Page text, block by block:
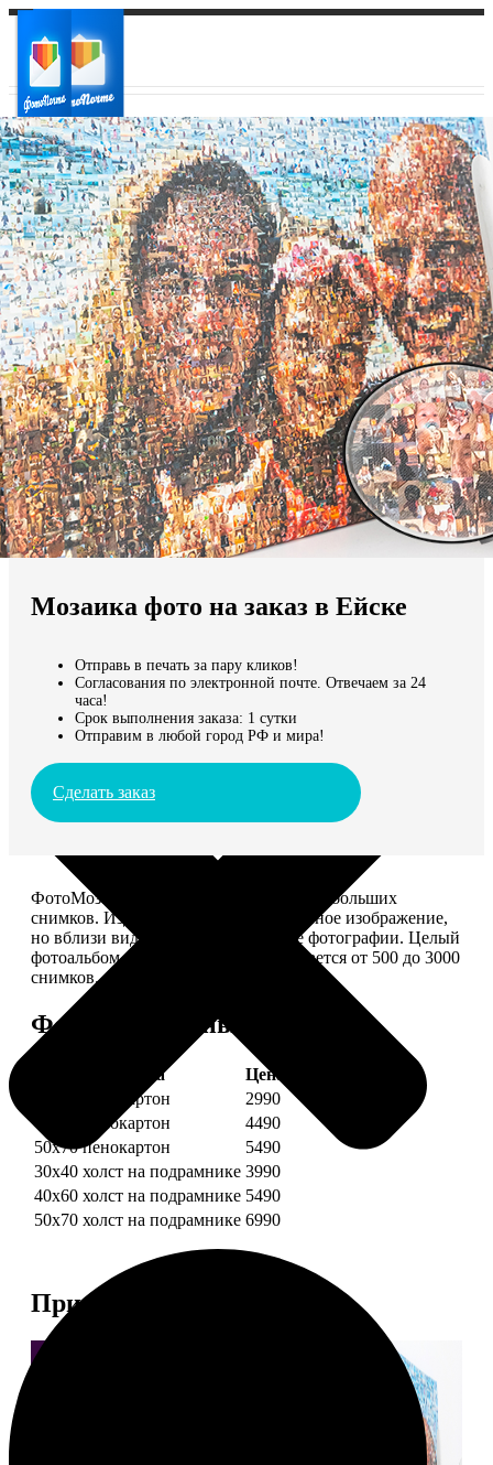
Ваш город:
Ваш регион доставки
Выберите из списка:
Мы доставляем по всему миру
Продолжить без города
Мозаика фото на заказ в Ейске
Отправь в печать за пару кликов!
Согласования по электронной почте. Отвечаем за 24
часа!
Срок выполнения заказа: 1 сутки
Отправим в любой город РФ и мира!
Сделать заказ
ФотоМозаика – это картина из сотен небольших
снимков. Издалека смотрится как единое изображение,
но вблизи видно, что это отдельные фотографии. Целый
фотоальбом в одной картине: помещается от 500 до 3000
снимков.
Форматы и цены
Услуга
Цена, руб.
30х40 пенокартон
2990
40х60 пенокартон
4490
50х70 пенокартон
5490
30х40 холст на подрамнике 3990
40х60 холст на подрамнике 5490
50х70 холст на подрамнике 6990
Примеры работ